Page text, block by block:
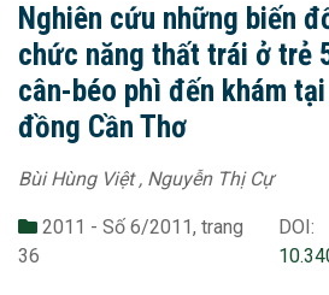
Nghiên cứu những biến
chức năng thất trái ở trẻ
cân-béo phì đến khám
đồng Cần Thơ
Bùi Hùng Việt , Nguyễn Thị Cự
2011 - Số 6/2011, trang
36
DOI: